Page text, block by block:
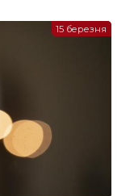
15 березня